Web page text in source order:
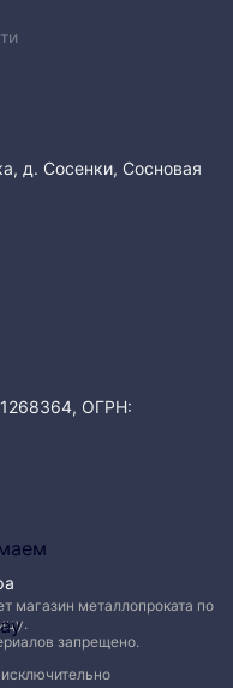
д. Сосенки, Сосновая
ОГРН:
металлопроката по
запрещено.